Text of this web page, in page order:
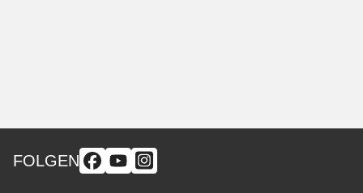
FOLGEN